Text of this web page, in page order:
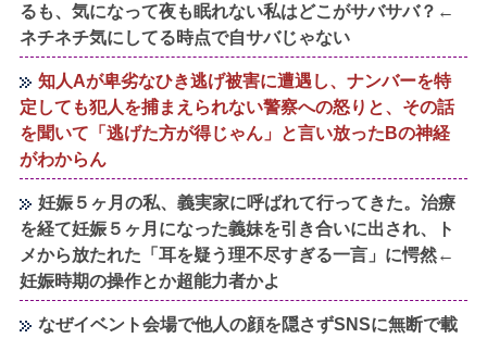
るも、気になって夜も眠れない私はどこがサバサバ？←
ネチネチ気にしてる時点で自サバじゃない
知人Aが卑劣なひき逃げ被害に遭遇し、ナンバーを特
定しても犯人を捕まえられない警察への怒りと、その話
を聞いて「逃げた方が得じゃん」と言い放ったBの神経
がわからん
妊娠５ヶ月の私、義実家に呼ばれて行ってきた。治療
を経て妊娠５ヶ月になった義妹を引き合いに出され、ト
メから放たれた「耳を疑う理不尽すぎる一言」に愕然←
妊娠時期の操作とか超能力者かよ
なぜイベント会場で他人の顔を隠さずSNSに無断で載